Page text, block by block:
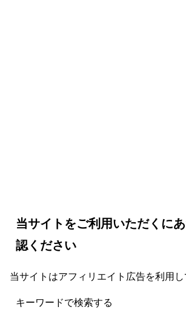
当サイトをご利用いただくに
認ください
当サイトはアフィリエイト広告を利用